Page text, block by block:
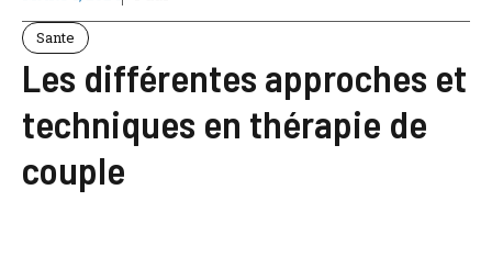
Sante
Les différentes approches et
techniques en thérapie de
couple